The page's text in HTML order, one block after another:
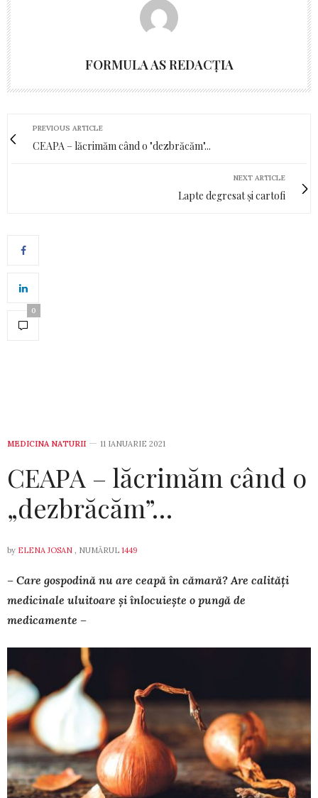
FORMULA AS REDACȚIA
PREVIOUS ARTICLE
CEAPA – lăcrimăm când o "dezbrăcăm"...
NEXT ARTICLE
Lapte degresat și cartofi
0
MEDICINA NATURII 11 IANUARIE 2021
CEAPA – lăcrimăm când o
„dezbrăcăm”…
by ELENA JOSAN , NUMĂRUL 1449
– Care gospodină nu are ceapă în cămară? Are calități
medicinale uluitoare și înlocuiește o pungă de
medicamente –